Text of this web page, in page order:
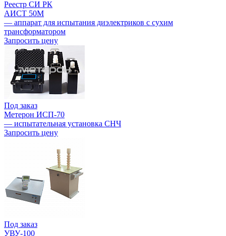
Реестр СИ РК
АИСТ 50М
— аппарат для испытания диэлектриков с сухим
трансформатором
Запросить цену
Под заказ
Метерон ИСП-70
— испытательная установка СНЧ
Запросить цену
Под заказ
УВУ-100